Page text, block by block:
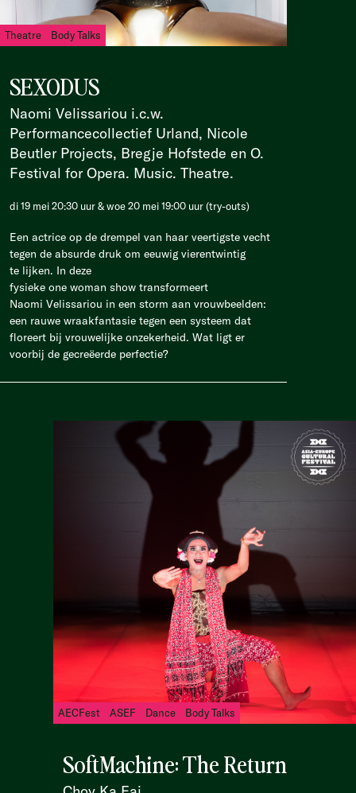
Theatre Body Talks
SEXODUS
Naomi Velissariou i.c.w.
Performancecollectief Urland, Nicole
Beutler Projects, Bregje Hofstede en O.
Festival for Opera. Music. Theatre.
di 19 mei 20:30 uur & woe 20 mei 19:00 uur (try-outs)
Een actrice op de drempel van haar veertigste vecht
tegen de absurde druk om eeuwig vierentwintig
te lijken. In deze
fysieke one woman show transformeert
Naomi Velissariou in een storm aan vrouwbeelden:
een rauwe wraakfantasie tegen een systeem dat
floreert bij vrouwelijke onzekerheid. Wat ligt er
voorbij de gecreëerde perfectie?
AECFest ASEF Dance Body Talks
SoftMachine: The Return